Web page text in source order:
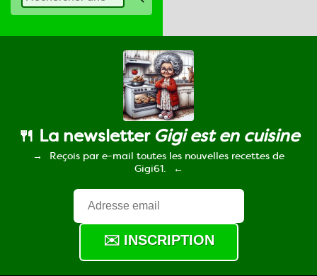
🍴 La newsletter Gigi est en cuisine
Reçois par e-mail toutes les nouvelles recettes de
Gigi61.